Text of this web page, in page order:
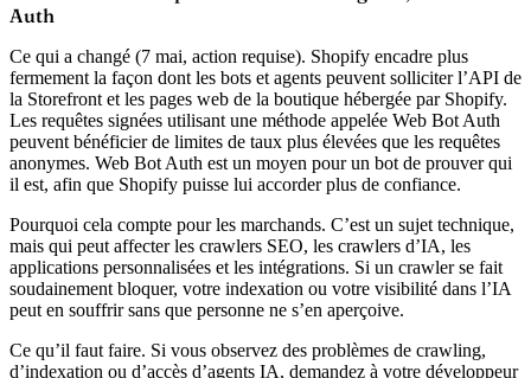
Auth
Ce qui a changé (7 mai, action requise). Shopify encadre plus
fermement la façon dont les bots et agents peuvent solliciter l’API de
la Storefront et les pages web de la boutique hébergée par Shopify.
Les requêtes signées utilisant une méthode appelée Web Bot Auth
peuvent bénéficier de limites de taux plus élevées que les requêtes
anonymes. Web Bot Auth est un moyen pour un bot de prouver qui
il est, afin que Shopify puisse lui accorder plus de confiance.
Pourquoi cela compte pour les marchands. C’est un sujet technique,
mais qui peut affecter les crawlers SEO, les crawlers d’IA, les
applications personnalisées et les intégrations. Si un crawler se fait
soudainement bloquer, votre indexation ou votre visibilité dans l’IA
peut en souffrir sans que personne ne s’en aperçoive.
Ce qu’il faut faire. Si vous observez des problèmes de crawling,
d’indexation ou d’accès d’agents IA, demandez à votre développeur